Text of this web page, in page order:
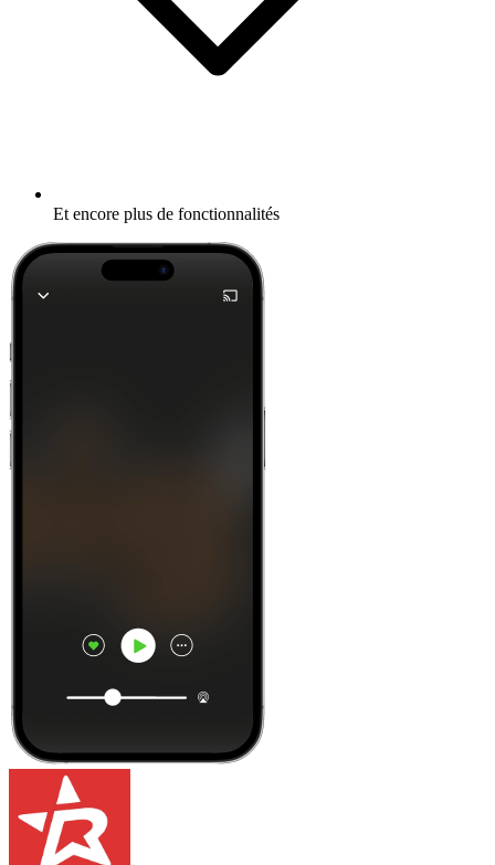
Et encore plus de fonctionnalités